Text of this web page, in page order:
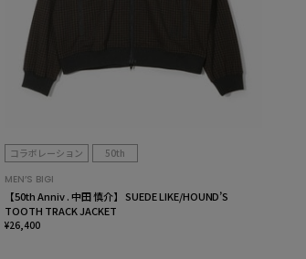
コラボレーション
50th
MEN’S BIGI
【50th Anniv . 中田 慎介】 SUEDE LIKE/HOUND’S
TOOTH TRACK JACKET
¥26,400